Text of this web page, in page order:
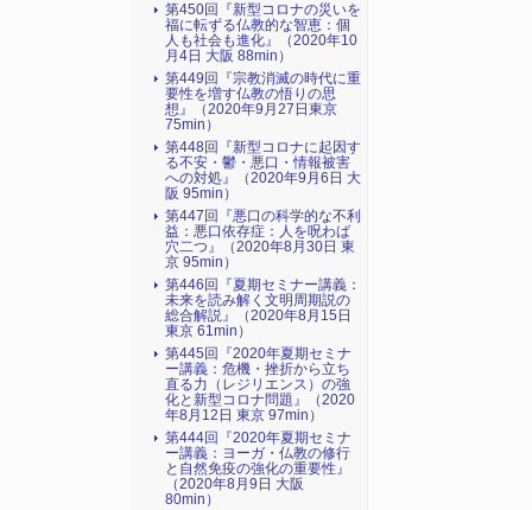
第450回『新型コロナの災いを
福に転ずる仏教的な智恵：個
人も社会も進化』（2020年10
月4日 大阪 88min）
第449回『宗教消滅の時代に重
要性を増す仏教の悟りの思
想』（2020年9月27日東京
75min）
第448回『新型コロナに起因す
る不安・鬱・悪口・情報被害
への対処』（2020年9月6日 大
阪 95min）
第447回『悪口の科学的な不利
益：悪口依存症：人を呪わば
穴二つ』（2020年8月30日 東
京 95min）
第446回『夏期セミナー講義：
未来を読み解く文明周期説の
総合解説』（2020年8月15日
東京 61min）
第445回『2020年夏期セミナ
ー講義：危機・挫折から立ち
直る力（レジリエンス）の強
化と新型コロナ問題』（2020
年8月12日 東京 97min）
第444回『2020年夏期セミナ
ー講義：ヨーガ・仏教の修行
と自然免疫の強化の重要性』
（2020年8月9日 大阪
80min）